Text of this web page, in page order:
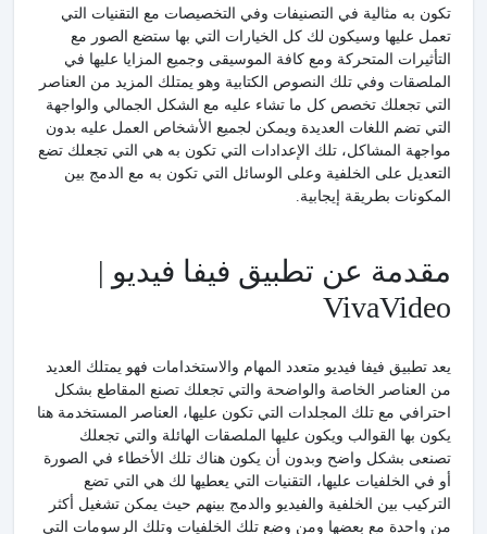
تكون به مثالية في التصنيفات وفي التخصيصات مع التقنيات التي
تعمل عليها وسيكون لك كل الخيارات التي بها ستضع الصور مع
التأثيرات المتحركة ومع كافة الموسيقى وجميع المزايا عليها في
الملصقات وفي تلك النصوص الكتابية وهو يمتلك المزيد من العناصر
التي تجعلك تخصص كل ما تشاء عليه مع الشكل الجمالي والواجهة
التي تضم اللغات العديدة ويمكن لجميع الأشخاص العمل عليه بدون
مواجهة المشاكل، تلك الإعدادات التي تكون به هي التي تجعلك تضع
التعديل على الخلفية وعلى الوسائل التي تكون به مع الدمج بين
المكونات بطريقة إيجابية.
مقدمة عن تطبيق فيفا فيديو |
VivaVideo
يعد تطبيق فيفا فيديو متعدد المهام والاستخدامات فهو يمتلك العديد
من العناصر الخاصة والواضحة والتي تجعلك تصنع المقاطع بشكل
احترافي مع تلك المجلدات التي تكون عليها، العناصر المستخدمة هنا
يكون بها القوالب ويكون عليها الملصقات الهائلة والتي تجعلك
تصنعى بشكل واضح وبدون أن يكون هناك تلك الأخطاء في الصورة
أو في الخلفيات عليها، التقنيات التي يعطيها لك هي التي تضع
التركيب بين الخلفية والفيديو والدمج بينهم حيث يمكن تشغيل أكثر
من واحدة مع بعضها ومن وضع تلك الخلفيات وتلك الرسومات التي